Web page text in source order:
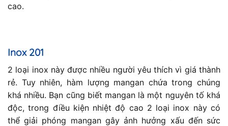
cao.
Inox 201
2 loại inox này được nhiều người yêu thích vì giá thành
rẻ. Tuy nhiên, hàm lượng mangan chứa trong chúng
khá nhiều. Bạn cũng biết mangan là một nguyên tố khá
độc, trong điều kiện nhiệt độ cao 2 loại inox này có
thể giải phóng mangan gây ảnh hưởng xấu đến sức